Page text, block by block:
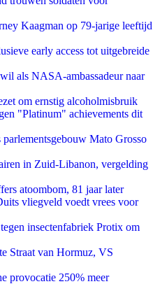
Kaagman op 79-jarige leeftijd
early access tot uitgebreide
als NASA-ambassadeur naar
om ernstig alcoholmisbruik
"Platinum" achievements dit
Mato Grosso
in Zuid-Libanon, vergelding
atoombom, 81 jaar later
vliegveld voedt vrees voor
insectenfabriek Protix om
Straat van Hormuz, VS
provocatie 250% meer